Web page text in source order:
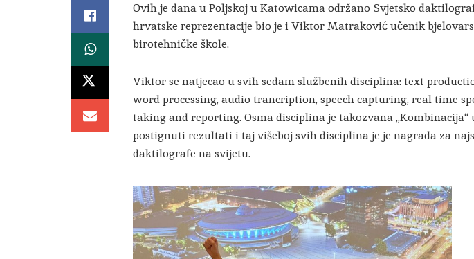
Ovih je dana u Poljskoj u Katowicama održano Svjetsko
hrvatske reprezentacije bio je i Viktor Matraković učenik
birotehničke škole.
Viktor se natjecao u svih sedam službenih disciplina: text
word processing, audio trancription, speech capturing, real time
taking and reporting. Osma disciplina je takozvana „Kombinacija“
postignuti rezultati i taj višeboj svih disciplina je je nagrada za
daktilografe na svijetu.